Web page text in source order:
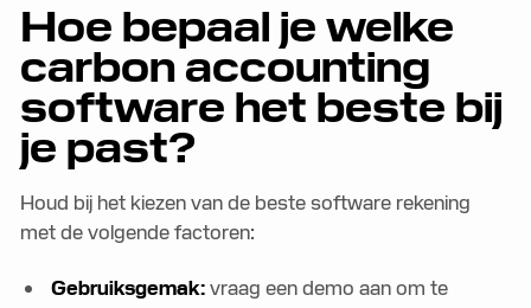
Hoe bepaal je welke
carbon accounting
software het beste bij
je past?
Houd bij het kiezen van de beste software rekening
met de volgende factoren:
Gebruiksgemak:vraag een demo aan om te